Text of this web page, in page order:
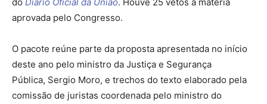
aprovada pelo Congresso.
O pacote reúne parte da proposta apresentada no início
deste ano pelo ministro da Justiça e Segurança
Pública, Sergio Moro, e trechos do texto elaborado pela
comissão de juristas coordenada pelo ministro do